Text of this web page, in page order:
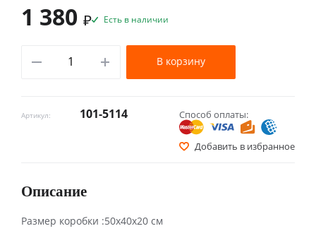
Артикул: 101-5114 Способ оплаты:
Добавить в избранное
1 380 ₽ Есть в наличии
В корзину
Описание
Размер коробки :50х40х20 см